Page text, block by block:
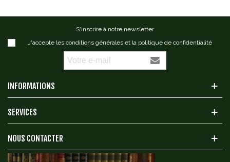
S'inscrire à notre newsletter
J'accepte les conditions générales et la politique de confidentialité
INFORMATIONS
SERVICES
NOUS CONTACTER